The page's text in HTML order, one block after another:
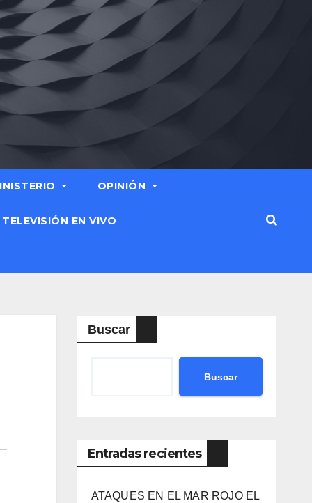
OPINIÓN
TELEVISIÓN EN VIVO
Buscar
Buscar
Entradas recientes
ATAQUES EN EL MAR ROJO EL